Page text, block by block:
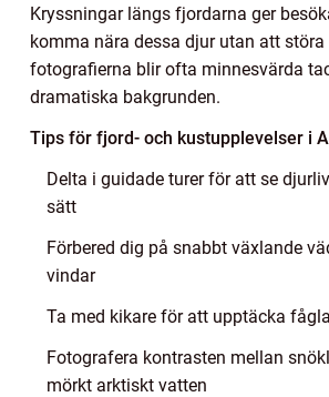
Kryssningar längs fjordarna ger
komma nära dessa djur utan att störa
fotografierna blir ofta minnesvärda
dramatiska bakgrunden.
Tips för fjord- och kustupplevelser i
Delta i guidade turer för att se
sätt
Förbered dig på snabbt växlande
vindar
Ta med kikare för att upptäcka
Fotografera kontrasten mellan
mörkt arktiskt vatten